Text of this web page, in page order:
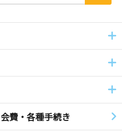
会費・各種手続き